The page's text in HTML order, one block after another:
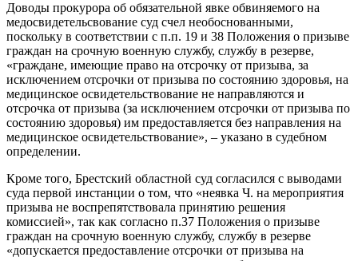
Доводы прокурора об обязательной явке обвиняемого на
медосвидетельсвование суд счел необоснованными,
поскольку в соответствии с п.п. 19 и 38 Положения о призыве
граждан на срочную военную службу, службу в резерве,
«граждане, имеющие право на отсрочку от призыва, за
исключением отсрочки от призыва по состоянию здоровья, на
медицинское освидетельствование не направляются и
отсрочка от призыва (за исключением отсрочки от призыва по
состоянию здоровья) им предоставляется без направления на
медицинское освидетельствование», – указано в судебном
определении.
Кроме того, Брестский областной суд согласился с выводами
суда первой инстанции о том, что «неявка Ч. на мероприятия
призыва не воспрепятствовала принятию решения
комиссией», так как согласно п.37 Положения о призыве
граждан на срочную военную службу, службу в резерве
«допускается предоставление отсрочки от призыва на